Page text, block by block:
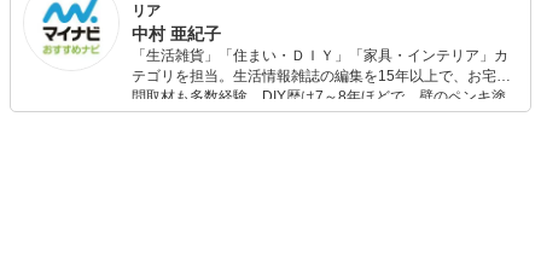
る記事の執筆も行っている。
リア
中村 亜紀子
「生活雑貨」「住まい・ＤＩＹ」「家具・インテリア」カ
テゴリを担当。生活情報雑誌の編集を15年以上で、お宅訪
問取材も多数経験。DIY歴は7～8年ほどで、壁のペンキ塗
りや壁紙チェンジなどもチャレンジ済み。初心者でもモノ